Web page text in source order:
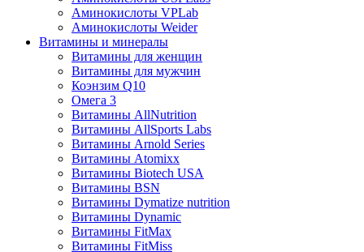
Аминокислоты VPLab
Аминокислоты Weider
Витамины и минералы
Витамины для женщин
Витамины для мужчин
Коэнзим Q10
Омега 3
Витамины AllNutrition
Витамины AllSports Labs
Витамины Arnold Series
Витамины Atomixx
Витамины Biotech USA
Витамины BSN
Витамины Dymatize nutrition
Витамины Dynamic
Витамины FitMax
Витамины FitMiss